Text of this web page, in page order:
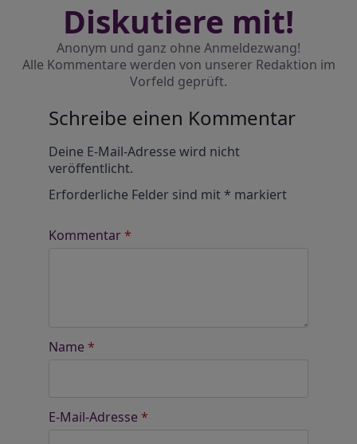
Diskutiere mit!
Anonym und ganz ohne Anmeldezwang!
Alle Kommentare werden von unserer Redaktion im
Vorfeld geprüft.
Schreibe einen Kommentar
Deine E-Mail-Adresse wird nicht
veröffentlicht.
Erforderliche Felder sind mit* markiert
Kommentar*
Name *
E-Mail-Adresse *